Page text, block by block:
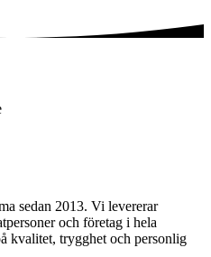
sedan 2013. Vi levererar
och företag i hela
kvalitet, trygghet och personlig